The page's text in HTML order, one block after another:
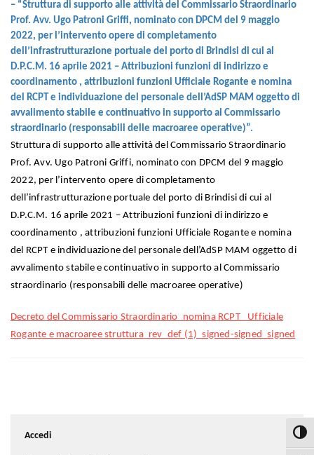
– “Struttura di supporto alle attività del Commissario Straordinario
Prof. Avv. Ugo Patroni Griffi, nominato con DPCM del 9 maggio
2022, per l’intervento opere di completamento
dell’infrastrutturazione portuale del porto di Brindisi di cui al
D.P.C.M. 16 aprile 2021 – Attribuzioni funzioni di indirizzo e
coordinamento , attribuzioni funzioni Ufficiale Rogante e nomina
del RCPT e individuazione del personale dell’AdSP MAM oggetto di
avvalimento stabile e continuativo in supporto al Commissario
straordinario (responsabili delle macroaree operative)”.
Struttura di supporto alle attività del Commissario Straordinario
Prof. Avv. Ugo Patroni Griffi, nominato con DPCM del 9 maggio
2022, per l’intervento opere di completamento
dell’infrastrutturazione portuale del porto di Brindisi di cui al
D.P.C.M. 16 aprile 2021 – Attribuzioni funzioni di indirizzo e
coordinamento , attribuzioni funzioni Ufficiale Rogante e nomina
del RCPT e individuazione del personale dell’AdSP MAM oggetto di
avvalimento stabile e continuativo in supporto al Commissario
straordinario (responsabili delle macroaree operative)
Decreto del Commissario Straordinario_nomina RCPT _Ufficiale
Rogante e macroaree struttura_rev_def (1)_signed-signed_signed
Accedi